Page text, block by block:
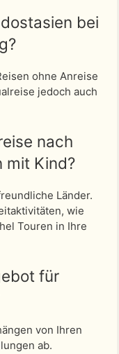
bei
ohne Anreise
jedoch auch
nach
mit Kind?
Länder.
wie
Touren in Ihre
für
von Ihren
ab.